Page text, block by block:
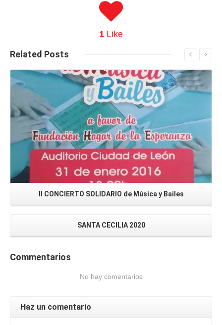
1 Like
Related Posts
Seguir leyendo
II CONCIERTO SOLIDARIO de Música y Bailes
SANTA CECILIA 2020
Commentarios
No hay comentarios
Haz un comentario